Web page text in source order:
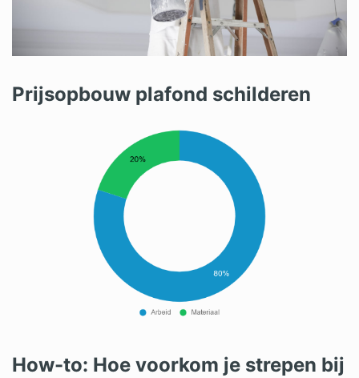
Prijsopbouw plafond schilderen
How-to: Hoe voorkom je strepen bij